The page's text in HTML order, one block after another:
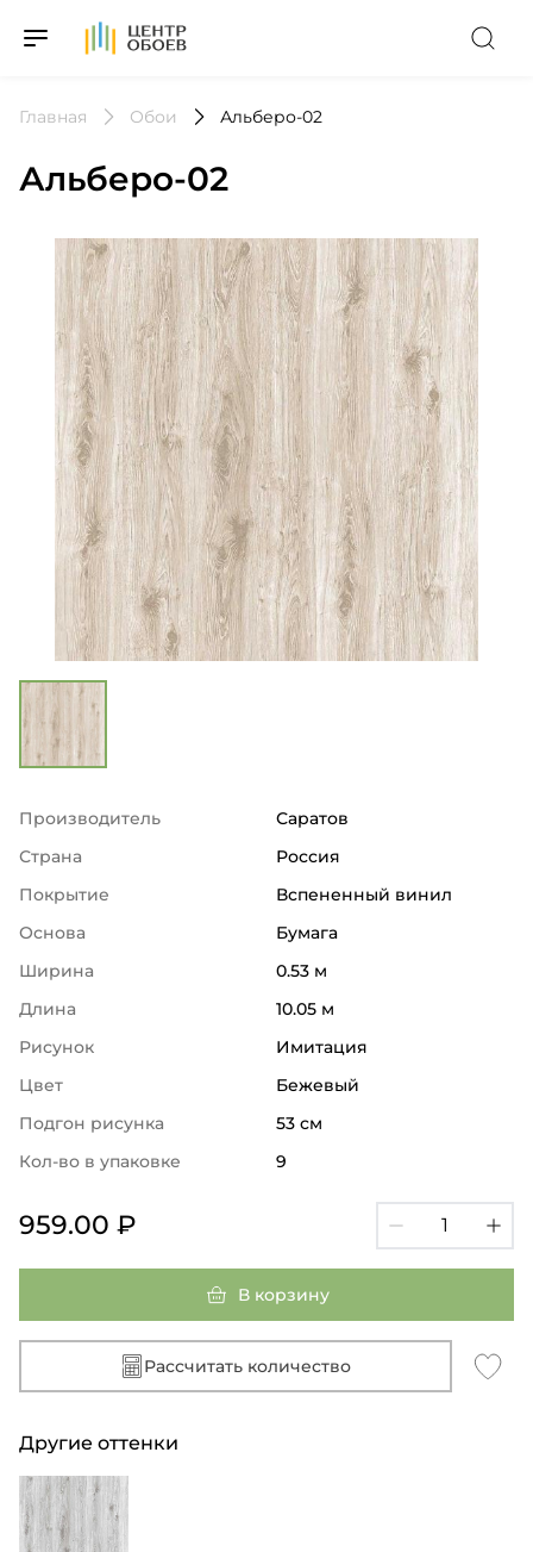
На Главную
Главная Обои Альберо-02
Альберо-02
Производитель
Саратов
Страна
Россия
Покрытие
Вспененный винил
Основа
Бумага
Ширина
0.53 м
Длина
10.05 м
Рисунок
Имитация
Цвет
Бежевый
Подгон рисунка
53 см
Кол-во в упаковке
9
959.00 ₽
В корзину
Рассчитать количество
Другие оттенки